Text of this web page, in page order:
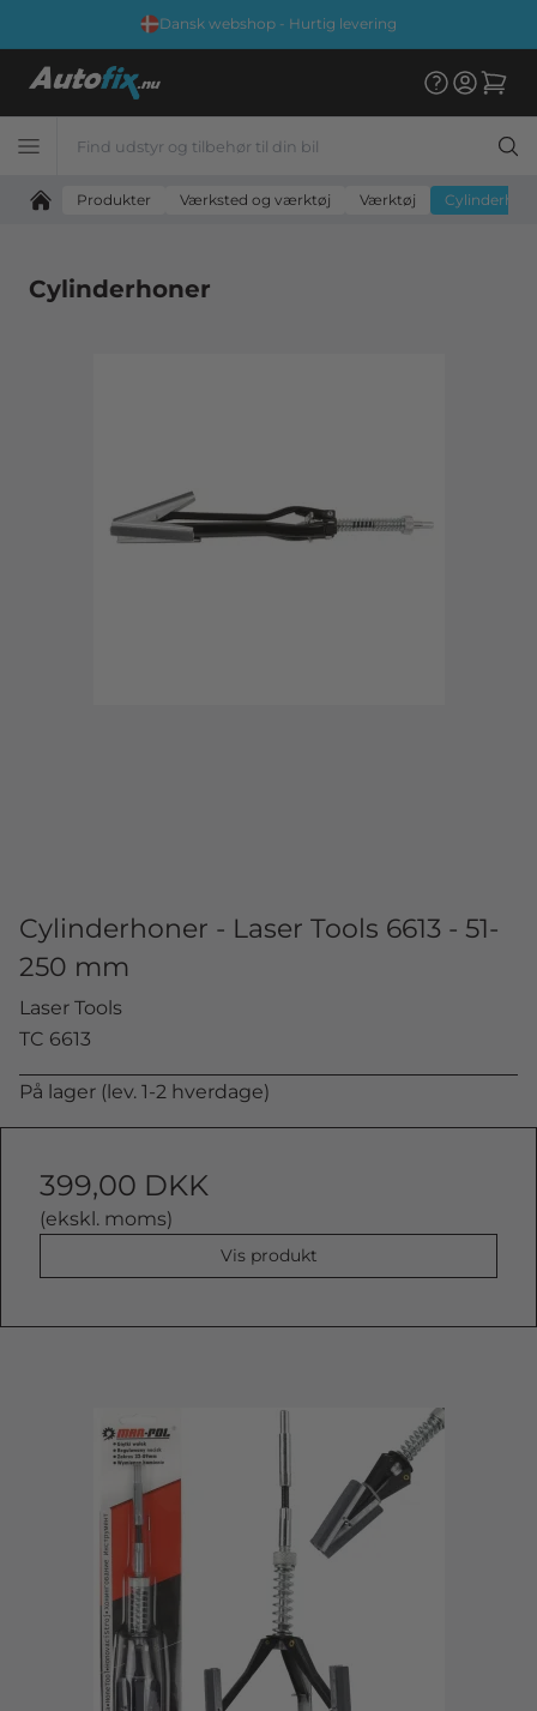
Dansk webshop - Hurtig levering
Produkter Værksted og værktøj Værktøj
Cylinderhoner
Cylinderhoner - Laser Tools 6613 - 51-
250 mm
Laser Tools
TC 6613
På lager (lev. 1-2 hverdage)
399,00 DKK
(ekskl. moms)
Vis produkt